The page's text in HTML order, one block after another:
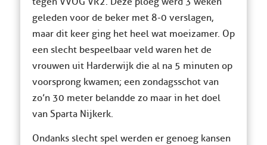
geleden voor de beker met 8-0 verslagen,
maar dit keer ging het heel wat moeizamer. Op
een slecht bespeelbaar veld waren het de
vrouwen uit Harderwijk die al na 5 minuten op
voorsprong kwamen; een zondagsschot van
zo’n 30 meter belandde zo maar in het doel
van Sparta Nijkerk.
Ondanks slecht spel werden er genoeg kansen